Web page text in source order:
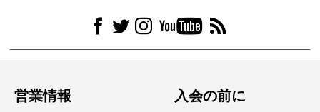
営業情報 入会の前に